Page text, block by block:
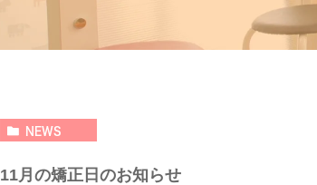
NEWS
11月の矯正日のお知らせ